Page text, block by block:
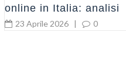
online in Italia: analisi
tecnica tra network,
23 Aprile 2026 | 0